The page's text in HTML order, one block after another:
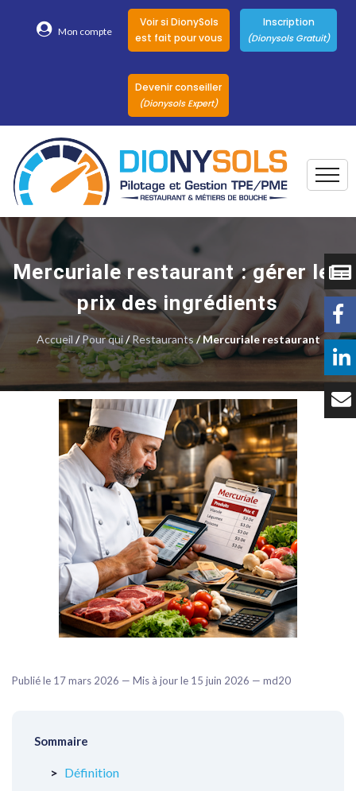
Mon compte
Voir si DionySols
est fait pour vous
Inscription
(Dionysols Gratuit)
Devenir conseiller
(Dionysols Expert)
Nos conseillers
DionySols
Nos versions
Nos autres
Solutions
Témoignages
Tarifs
Contact
Mercuriale restaurant : gérer les
prix des ingrédients
Accueil /Pour qui/Restaurants / Mercuriale restaurant
Publié le 17 mars 2026 — Mis à jour le 15 juin 2026 — md20
Sommaire
Définition